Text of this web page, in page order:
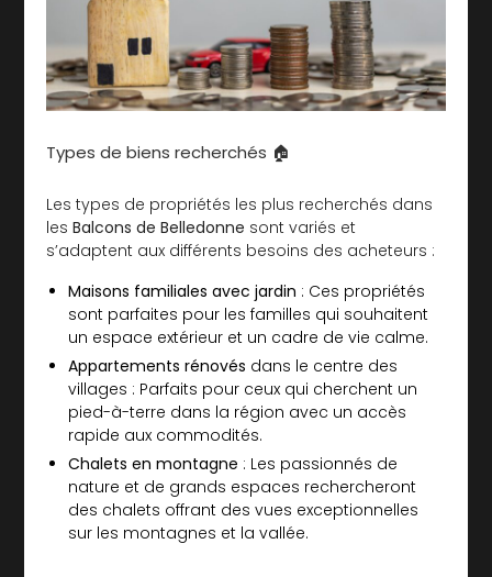
Types de biens recherchés 🏠
Les types de propriétés les plus recherchés dans
lesBalcons de Belledonne sont variés et
s’adaptent aux différents besoins des acheteurs :
Maisons familiales avec jardin : Ces propriétés
sont parfaites pour les familles qui souhaitent
un espace extérieur et un cadre de vie calme.
Appartements rénovés dans le centre des
villages : Parfaits pour ceux qui cherchent un
pied-à-terre dans la région avec un accès
rapide aux commodités.
Chalets en montagne : Les passionnés de
nature et de grands espaces rechercheront
des chalets offrant des vues exceptionnelles
sur les montagnes et la vallée.